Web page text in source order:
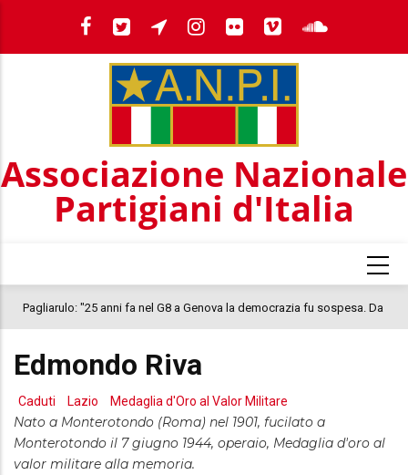
contenuto
Associazione Nazionale
Partigiani d'Italia
Pagliarulo: "25 anni fa nel G8 a Genova la democrazia fu sospesa. Da
colloca la morte di Abderrahim Fakir"
Edmondo Riva
Caduti Lazio Medaglia d'Oro al Valor Militare
Nato a Monterotondo (Roma) nel 1901, fucilato a
Monterotondo il 7 giugno 1944, operaio, Medaglia d'oro al
valor militare alla memoria.